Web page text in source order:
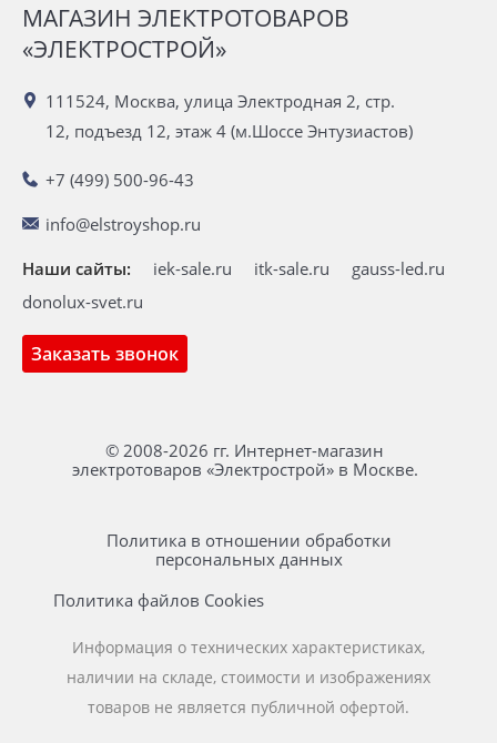
МАГАЗИН ЭЛЕКТРОТОВАРОВ
«ЭЛЕКТРОСТРОЙ»
111524, Москва, улица Электродная 2, стр.
12, подъезд 12, этаж 4 (м.Шоссе Энтузиастов)
+7 (499) 500-96-43
info@elstroyshop.ru
Заказать звонок
Наши сайты: iek-sale.ru itk-sale.ru
gauss-led.ru
donolux-svet.ru
© 2008-2026 гг. Интернет-магазин
электротоваров «Электрострой» в Москве.
Политика в отношении обработки
персональных данных
Политика файлов Cookies
Информация о технических характеристиках,
наличии на складе, стоимости и изображениях
товаров не является публичной офертой.